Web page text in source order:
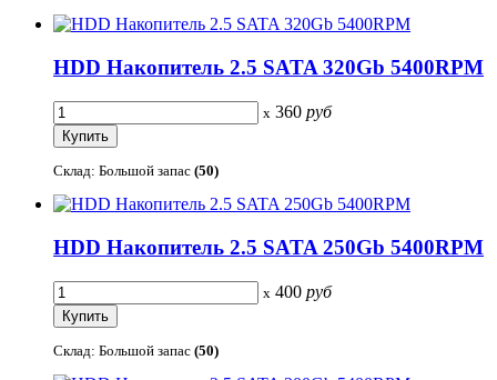
HDD Накопитель 2.5 SATA 320Gb 5400RPM
x 360 руб
Склад: Большой запас (50)
HDD Накопитель 2.5 SATA 250Gb 5400RPM
x 400 руб
Склад: Большой запас (50)